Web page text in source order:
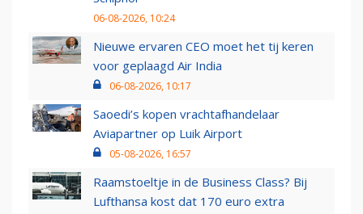
06-08-2026, 10:24
Nieuwe ervaren CEO moet het tij keren
voor geplaagd Air India
06-08-2026, 10:17
Saoedi’s kopen vrachtafhandelaar
Aviapartner op Luik Airport
05-08-2026, 16:57
Raamstoeltje in de Business Class? Bij
Lufthansa kost dat 170 euro extra